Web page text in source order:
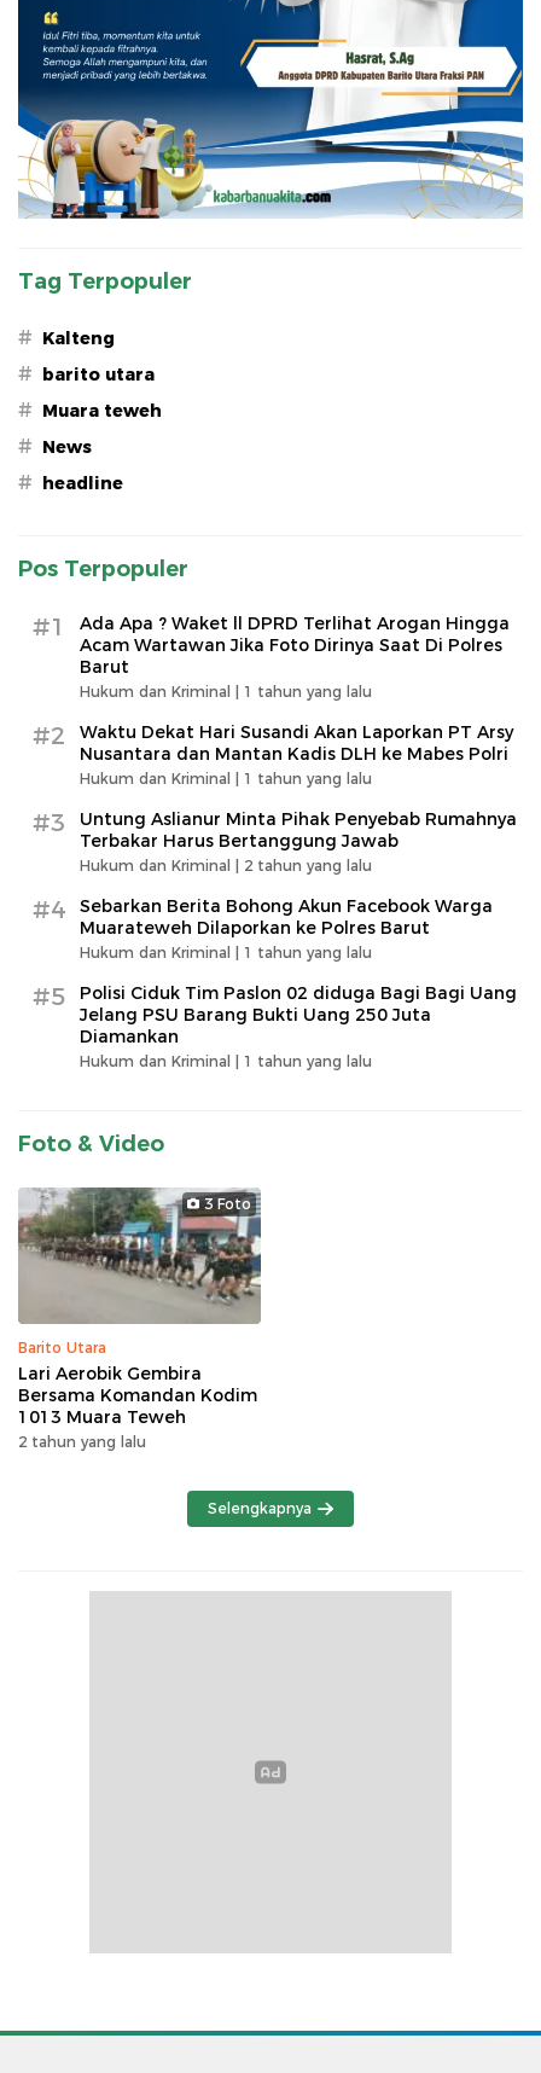
Tag Terpopuler
# Kalteng
# barito utara
# Muara teweh
# News
# headline
Pos Terpopuler
#1
Ada Apa ? Waket ll DPRD Terlihat Arogan Hingga
Acam Wartawan Jika Foto Dirinya Saat Di Polres
Barut
Hukum dan Kriminal | 1 tahun yang lalu
#2
Waktu Dekat Hari Susandi Akan Laporkan PT Arsy
Nusantara dan Mantan Kadis DLH ke Mabes Polri
Hukum dan Kriminal | 1 tahun yang lalu
#3
Untung Aslianur Minta Pihak Penyebab Rumahnya
Terbakar Harus Bertanggung Jawab
Hukum dan Kriminal | 2 tahun yang lalu
#4
Sebarkan Berita Bohong Akun Facebook Warga
Muarateweh Dilaporkan ke Polres Barut
Hukum dan Kriminal | 1 tahun yang lalu
#5
Polisi Ciduk Tim Paslon 02 diduga Bagi Bagi Uang
Jelang PSU Barang Bukti Uang 250 Juta
Diamankan
Hukum dan Kriminal | 1 tahun yang lalu
Foto & Video
3 Foto
Barito Utara
Lari Aerobik Gembira
Bersama Komandan Kodim
1013 Muara Teweh
2 tahun yang lalu
Selengkapnya